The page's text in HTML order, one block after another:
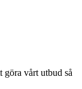
göra vårt utbud så